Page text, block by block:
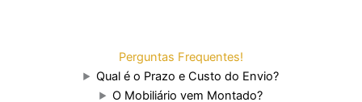
Perguntas Frequentes!
Qual é o Prazo e Custo do Envio?
O Mobiliário vem Montado?